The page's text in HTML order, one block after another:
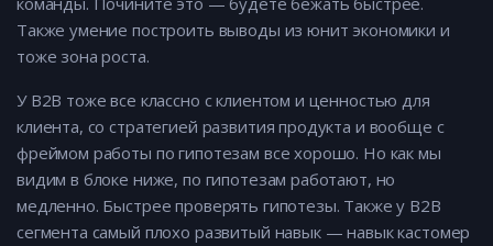
Также умение построить выводы из юнит экономики и
тоже зона роста.
У B2B тоже все классно с клиентом и ценностью для
клиента, со стратегией развития продукта и вообще с
фреймом работы по гипотезам все хорошо. Но как мы
видим в блоке ниже, по гипотезам работают, но
медленно. Быстрее проверять гипотезы. Также у B2B
сегмента самый плохо развитый навык — навык кастомер